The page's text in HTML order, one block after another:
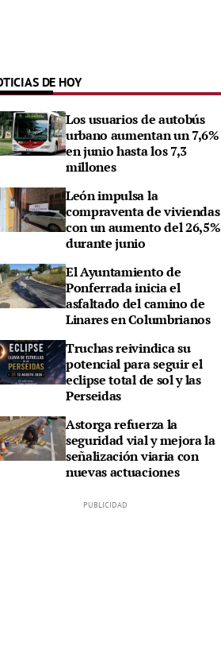
DE HOY
Los usuarios de autobús
urbano aumentan un 7,6%
en junio hasta los 7,3
millones
León impulsa la
compraventa de viviendas
con un aumento del 26,5%
durante junio
El Ayuntamiento de
Ponferrada inicia el
asfaltado del camino de
Linares en Columbrianos
Truchas reivindica su
potencial para seguir el
eclipse total de sol y las
Perseidas
Astorga refuerza la
seguridad vial y mejora la
señalización viaria con
nuevas actuaciones